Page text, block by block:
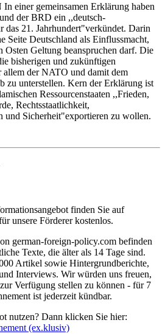
In einer gemeinsamen Erklärung haben
der BRD ein ,,deutsch-
das 21. Jahrhundert"verkündet. Darin
Seite Deutschland als Einflussmacht,
Geltung beanspruchen darf. Die
bisherigen und zukünftigen
allem der NATO und damit dem
zu unterstellen. Kern der Erklärung ist
Ressourcenstaaten ,,Frieden,
Rechtsstaatlichkeit,
und Sicherheit"exportieren zu wollen.
finden Sie auf
unsere Förderer kostenlos.
german-foreign-policy.com befinden
Texte, die älter als 14 Tage sind.
Artikel sowie Hintergrundberichte,
Interviews. Wir würden uns freuen,
Verfügung stellen zu können - für 7
ist jederzeit kündbar.
nutzen? Dann klicken Sie hier:
(ex.klusiv)